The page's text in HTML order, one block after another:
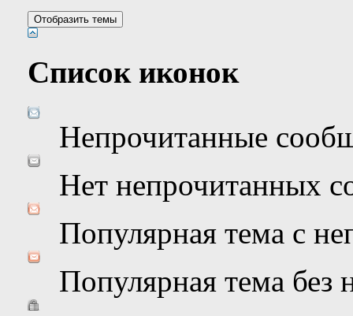
Список иконок
Непрочитанные
Нет непрочитанных
Популярная тема с
Популярная тема